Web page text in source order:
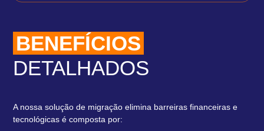
BENEFÍCIOS
DETALHADOS
A nossa solução de migração elimina barreiras financeiras e
tecnológicasé composta por: